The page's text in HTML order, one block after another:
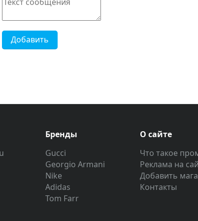
Добавить
Бренды
Gucci
Georgio Armani
Nike
Adidas
Tom Farr
О сайте
Что такое
Реклама на
Добавить
Контакты